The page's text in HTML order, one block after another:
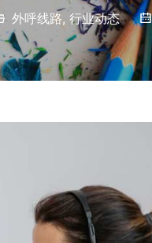
外呼线路, 行业动态